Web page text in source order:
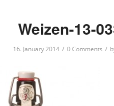
Weizen-13-
16. January 2014 / 0 Comments /